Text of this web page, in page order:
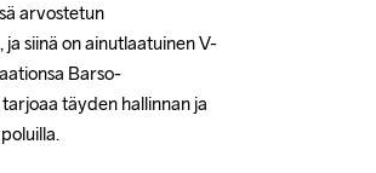
arvostetun
siinä on ainutlaatuinen V-
Barso-
täyden hallinnan ja
arvostetun
siinä on ainutlaatuinen V-
Barso-
täyden hallinnan ja